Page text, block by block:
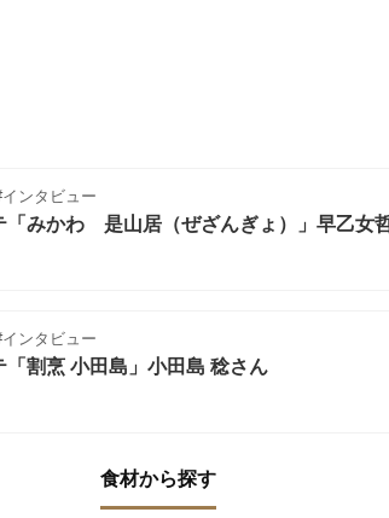
ンタビュー
「みかわ 是山居（ぜざんぎょ）」早乙女
ンタビュー
割烹 小田島」小田島 稔さん
食材から探す